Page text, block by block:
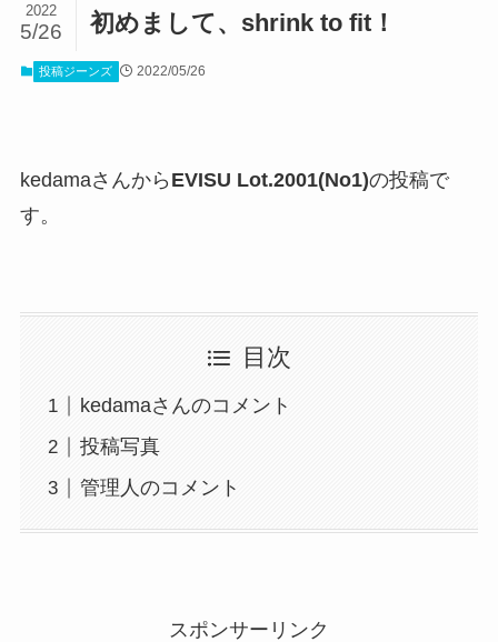
初めまして、shrink to fit！
2022
5/26
投稿ジーンズ 2022/05/26
kedamaさんから EVISU Lot.2001(No1)の投稿で
す。
目次
kedamaさんのコメント
投稿写真
管理人のコメント
スポンサーリンク